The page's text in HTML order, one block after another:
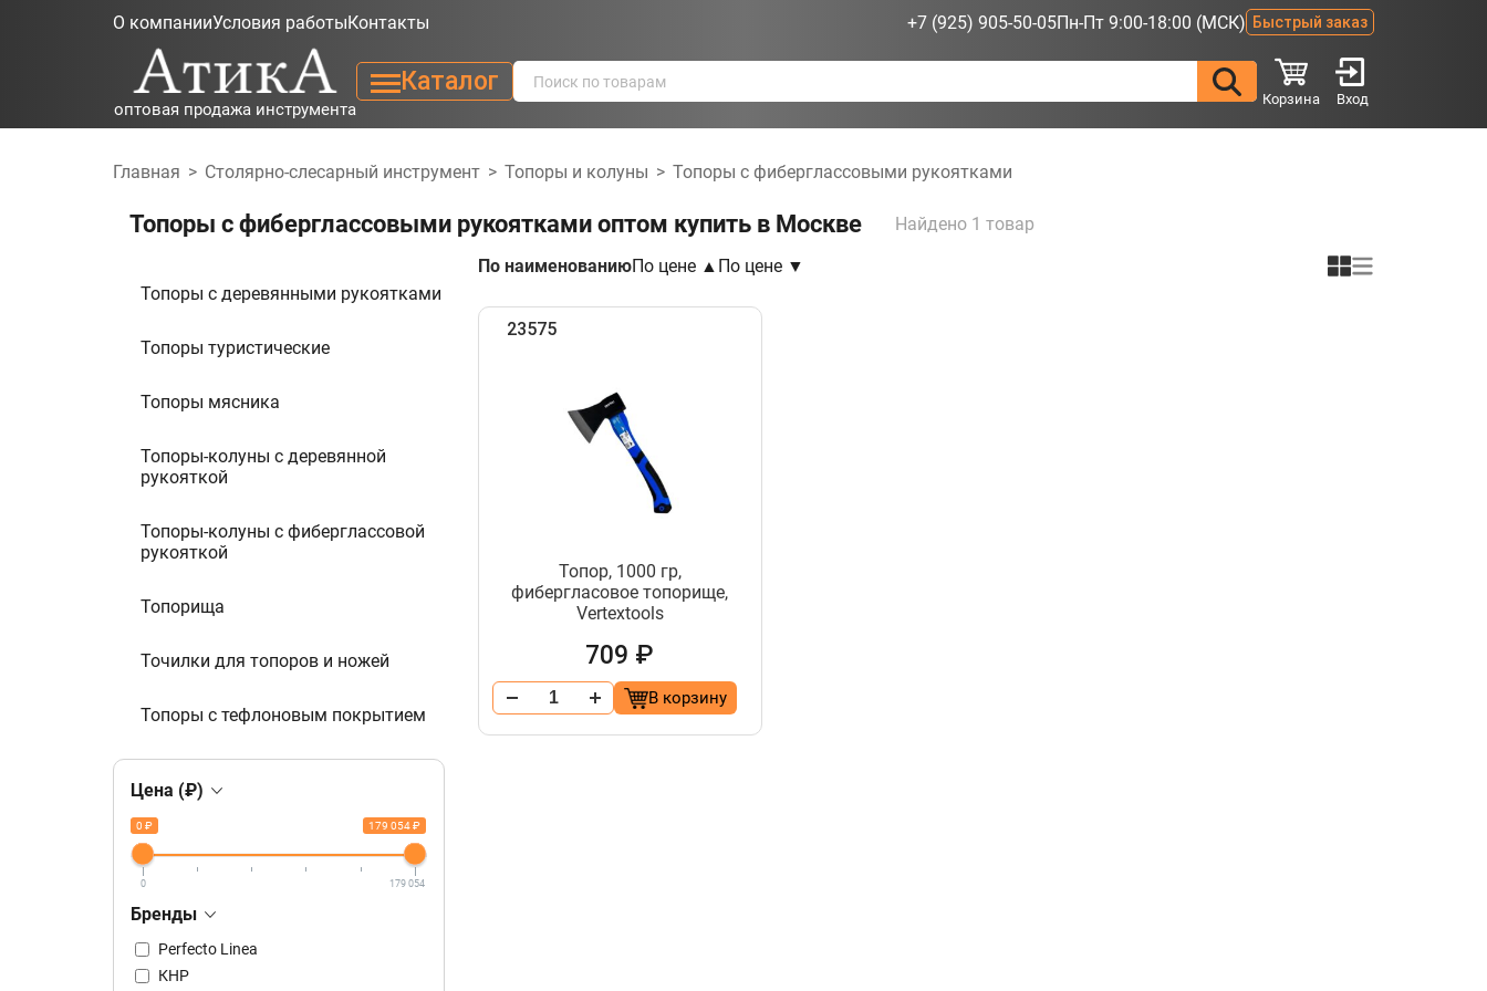
О компанииУсловия работыКонтакты +7 (925) 905-50-05Пн-Пт 9:00-18:00 (МСК) Быстрый заказ
оптовая продажа инструмента
Каталог
Корзина Вход
Главная > Столярно-слесарный инструмент > Топоры и колуны > Топоры с фиберглассовыми рукоятками
Топоры с фиберглассовыми рукоятками оптом купить в Москве Найдено 1 товар
Топоры с деревянными рукоятками
Топоры туристические
Топоры мясника
Топоры-колуны с деревянной
рукояткой
Топоры-колуны с фиберглассовой
рукояткой
Топорища
Точилки для топоров и ножей
Топоры с тефлоновым покрытием
Цена (₽)
0 ₽ 179 054 ₽
0 179 054
Бренды
Perfecto Linea
КНР
По наименованиюПо цене ▲ По цене ▼
23575
Топор, 1000 гр,
фибергласовое топорище,
Vertextools
709 ₽
В корзину